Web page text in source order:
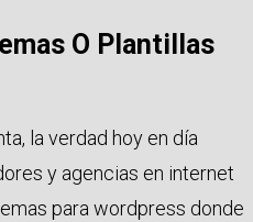
O Plantillas
la verdad hoy en día
y agencias en internet
para wordpress donde